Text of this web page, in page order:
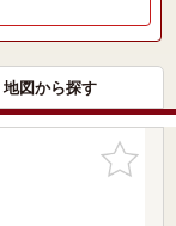
地図から探す
お気に入
りに追加